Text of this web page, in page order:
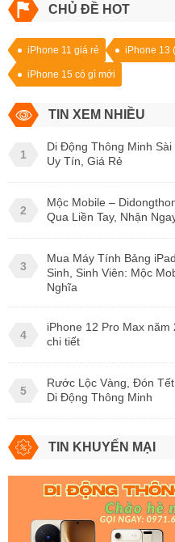
CHỦ ĐỀ HOT
iPhone 11 giá rẻ iPhone 13
iPhone 15 có gì mới
TIN XEM NHIỀU
1
Di Động Thông Minh
Uy Tín, Giá Rẻ
2
Mộc Mobile –
Qua Liền Tay, Nhận
3
Mua Máy Tính Bảng
Sinh, Sinh Viên: Mộc
Nghĩa
4
iPhone 12 Pro Max
chi tiết
5
Rước Lộc Vàng, Đón
Di Động Thông Minh
TIN KHUYẾN MẠI